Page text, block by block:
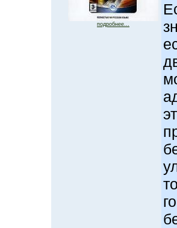
подробнее...